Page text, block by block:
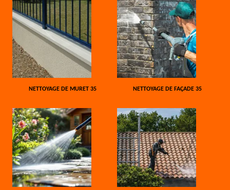
NETTOYAGE DE MURET 35 NETTOYAGE DE FAÇADE 35